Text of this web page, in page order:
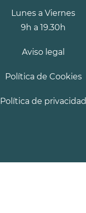
Lunes a Viernes
9h a 19.30h
Aviso legal
Política de Cookies
Política de privacidad